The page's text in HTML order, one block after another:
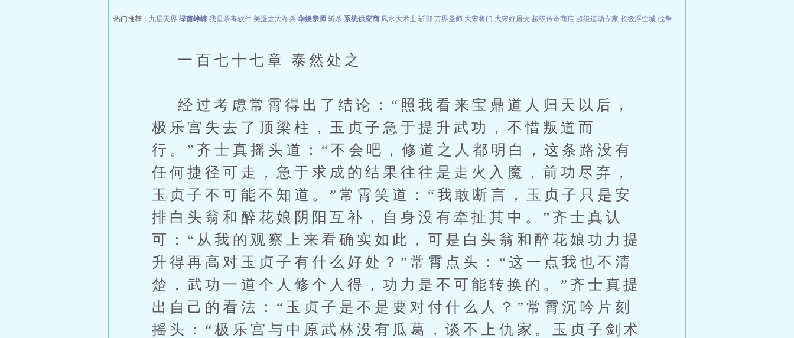
热门推荐： 九层天界 绿茵峥嵘 我是杀毒软件 美漫之大冬兵 华娱宗师 斩杀 系统供应商 风水大术士 斩邪 万界圣师 大宋将门 大宋好屠夫 超级传奇商店 超级运动专家 超级浮空城 战争天堂
一百七十七章 泰然处之
经过考虑常霄得出了结论：“照我看来宝鼎道人归天以后，
极乐宫失去了顶梁柱，玉贞子急于提升武功，不惜叛道而
行。”齐士真摇头道：“不会吧，修道之人都明白，这条路没有
任何捷径可走，急于求成的结果往往是走火入魔，前功尽弃，
玉贞子不可能不知道。”常霄笑道：“我敢断言，玉贞子只是安
排白头翁和醉花娘阴阳互补，自身没有牵扯其中。”齐士真认
可：“从我的观察上来看确实如此，可是白头翁和醉花娘功力提
升得再高对玉贞子有什么好处？”常霄点头：“这一点我也不清
楚，武功一道个人修个人得，功力是不可能转换的。”齐士真提
出自己的看法：“玉贞子是不是要对付什么人？”常霄沉吟片刻
摇头：“极乐宫与中原武林没有瓜葛，谈不上仇家。玉贞子剑术